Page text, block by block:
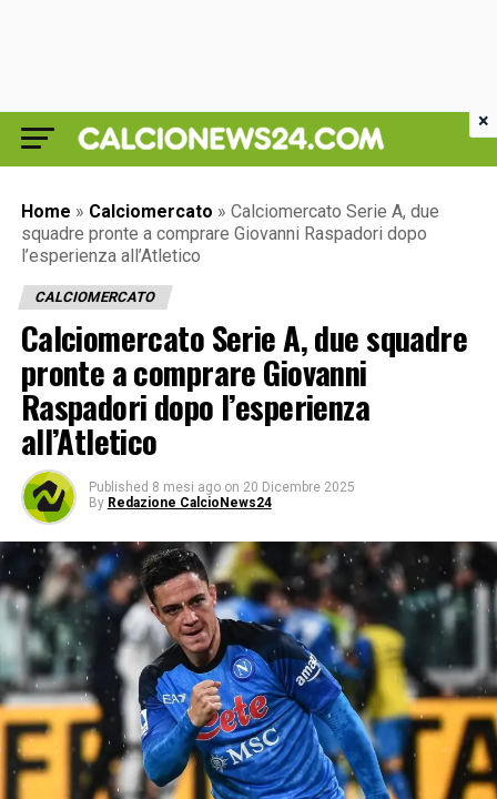
Home » Calciomercato » Calciomercato Serie A, due
squadre pronte a comprare Giovanni Raspadori dopo
l’esperienza all’Atletico
CALCIOMERCATO
Calciomercato Serie A, due squadre
pronte a comprare Giovanni
Raspadori dopo l’esperienza
all’Atletico
Published 8 mesi ago on 20 Dicembre 2025
By Redazione CalcioNews24
×